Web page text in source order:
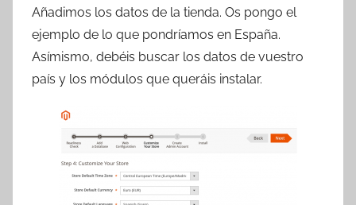
Añadimos los datos de la tienda. Os pongo el
ejemplo de lo que pondríamos en España.
Asímismo, debéis buscar los datos de vuestro
país y los módulos que queráis instalar.